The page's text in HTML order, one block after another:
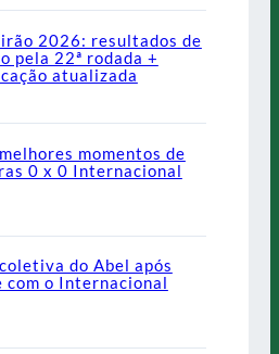
2026: resultados de
pela 22ª rodada +
atualizada
momentos de
0 x 0 Internacional
do Abel após
com o Internacional